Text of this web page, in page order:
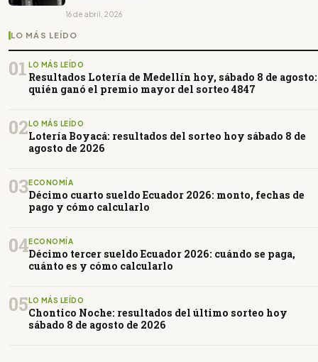
16 de abril, 2026
LO MÁS LEÍDO
01 LO MÁS LEÍDO
Resultados Lotería de Medellín hoy, sábado 8 de agosto:
quién ganó el premio mayor del sorteo 4847
02LO MÁS LEÍDO
Lotería Boyacá: resultados del sorteo hoy sábado 8 de
agosto de 2026
03ECONOMÍA
Décimo cuarto sueldo Ecuador 2026: monto, fechas de
pago y cómo calcularlo
04ECONOMÍA
Décimo tercer sueldo Ecuador 2026: cuándo se paga,
cuánto es y cómo calcularlo
05LO MÁS LEÍDO
Chontico Noche: resultados del último sorteo hoy
sábado 8 de agosto de 2026